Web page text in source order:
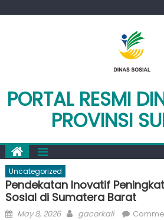
PORTAL RESMI
PROVINSI
Uncategorized
Pendekatan Inovatif
Sosial di Sumatera Barat
Posted
May 8, 2026 Author
gacorkali